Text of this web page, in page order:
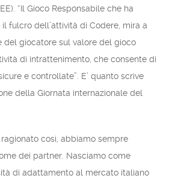
“Il Gioco Responsabile che ha
fulcro dell’attività di Codere, mira a
del giocatore sul valore del gioco
di intrattenimento, che consente di
e controllate”. E’ quanto scrive
della Giornata internazionale del
così, abbiamo sempre
dei partner. Nasciamo come
di adattamento al mercato italiano